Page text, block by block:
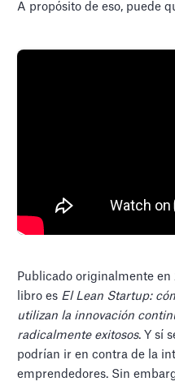
A propósito de eso, puede
Publicado originalmente en
libro es El Lean Startup:
utilizan la innovación
radicalmente exitosos. Y sí
podrían ir en contra de la
emprendedores. Sin